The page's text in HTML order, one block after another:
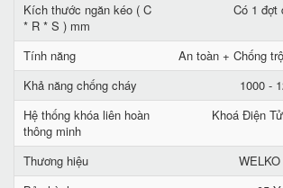
Kích thước ngăn kéo ( C
* R * S ) mm
Có 1 đợt
Tính năng
An toàn + Chống
Khả năng chống cháy
1000 -
Hệ thống khóa liên hoàn
thông minh
Khoá Điện
Thương hiệu